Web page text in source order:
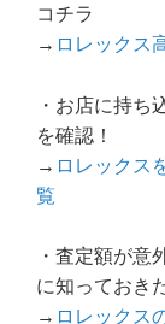
コチラ
→ ロレックス
・お店に持ち
を確認！
→ ロレックス
覧
・査定額が
に知っておき
→ ロレックス